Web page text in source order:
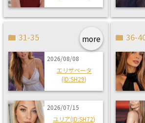
more
31-35
2026/08/08
エリザベータ
(ID:SH29)
2026/07/15
ユリア(ID:SH72)
36-